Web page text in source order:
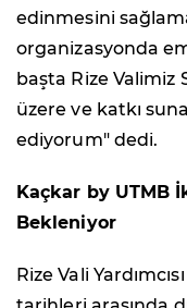
edinmesini
organizasyonda
başta Rize Valimiz
üzere ve katkı
ediyorum" dedi.
Kaçkar by UTMB
Bekleniyor
Rize Vali